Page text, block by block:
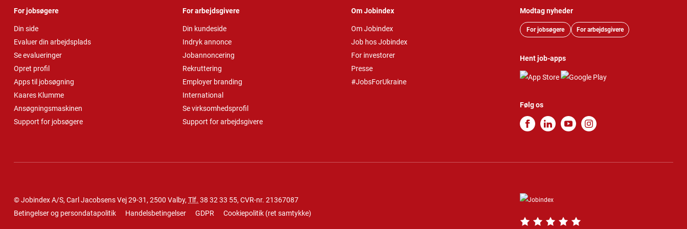
For jobsøgere
Din side
Evaluer din arbejdsplads
Se evalueringer
Opret profil
Apps til jobsøgning
Kaares Klumme
Ansøgningsmaskinen
Support for jobsøgere
For arbejdsgivere
Din kundeside
Indryk annonce
Jobannoncering
Rekruttering
Employer branding
International
Se virksomhedsprofil
Support for arbejdsgivere
Om Jobindex
Om Jobindex
Job hos Jobindex
For investorer
Presse
#JobsForUkraine
Modtag nyheder
For jobsøgere For arbejdsgivere
Hent job-apps
Følg os
© Jobindex A/S, Carl Jacobsens Vej 29-31, 2500 Valby, Tlf. 38 32 33 55, CVR-nr. 21367087
Betingelser og persondatapolitik
Handelsbetingelser GDPR Cookiepolitik (ret samtykke)